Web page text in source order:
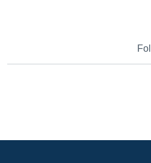
ایران